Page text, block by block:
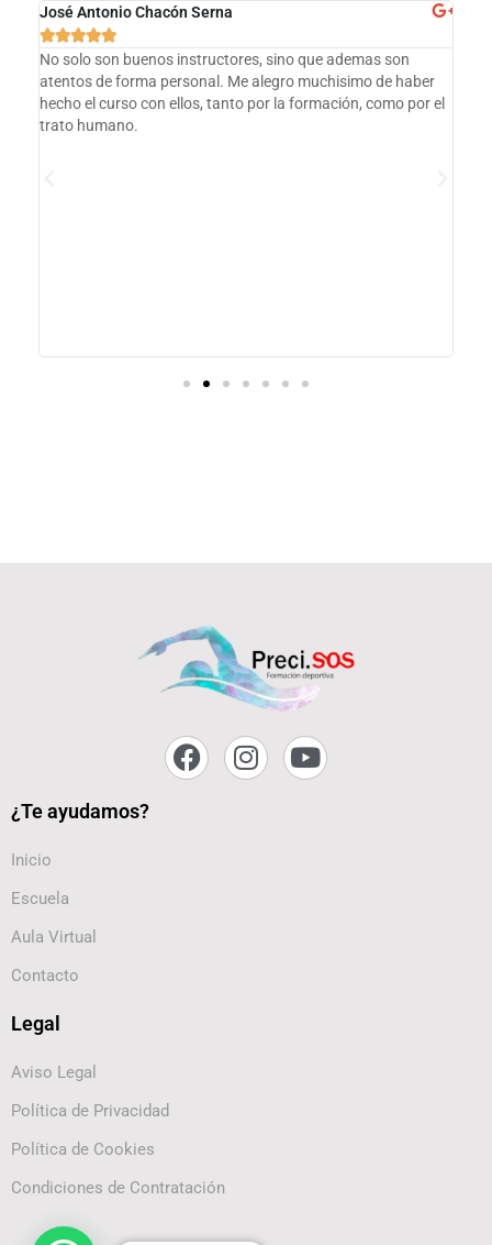
José Antonio Chacón Serna

No solo son buenos instructores, sino que ademas son
atentos de forma personal. Me alegro muchisimo de haber
hecho el curso con ellos, tanto por la formación, como por el
trato humano.
¿Te ayudamos?
Inicio
Escuela
Aula Virtual
Contacto
Legal
Aviso Legal
Política de Privacidad
Política de Cookies
Condiciones de Contratación